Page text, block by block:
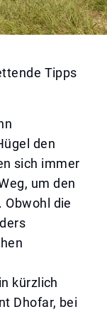
Tipps
den
sich immer
um den
Obwohl die
kürzlich
Dhofar, bei